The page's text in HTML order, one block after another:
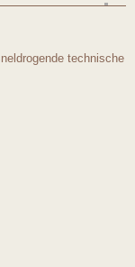
technische